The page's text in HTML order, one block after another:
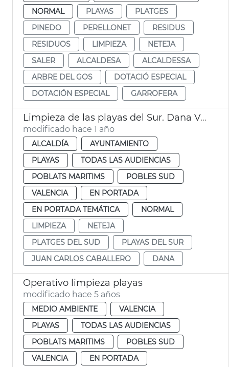
NORMAL
PLAYAS
PLATGES
PINEDO
PERELLONET
RESIDUS
RESIDUOS
LIMPIEZA
NETEJA
SALER
ALCALDESA
ALCALDESSA
ARBRE DEL GOS
DOTACIÓ ESPECIAL
DOTACIÓN ESPECIAL
GARROFERA
Limpieza de las playas del Sur. Dana València
modificado hace 1 año
ALCALDÍA
AYUNTAMIENTO
PLAYAS
TODAS LAS AUDIENCIAS
POBLATS MARITIMS
POBLES SUD
VALENCIA
EN PORTADA
EN PORTADA TEMÁTICA
NORMAL
LIMPIEZA
NETEJA
PLATGES DEL SUD
PLAYAS DEL SUR
JUAN CARLOS CABALLERO
DANA
Operativo limpieza playas
modificado hace 5 años
MEDIO AMBIENTE
VALENCIA
PLAYAS
TODAS LAS AUDIENCIAS
POBLATS MARITIMS
POBLES SUD
VALENCIA
EN PORTADA